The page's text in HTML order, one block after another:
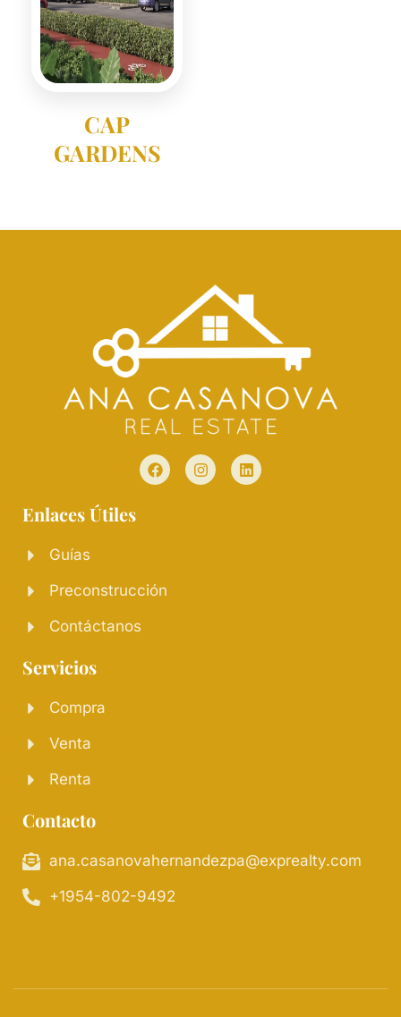
CAP
GARDENS
Enlaces Útiles
Guías
Preconstrucción
Contáctanos
Servicios
Compra
Venta
Renta
Contacto
ana.casanovahernandezpa@exprealty.com
+1954-802-9492